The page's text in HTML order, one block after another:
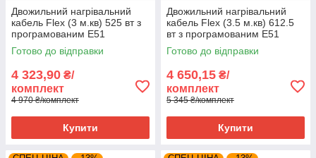
Двожильний нагрівальний
кабель Flex (3 м.кв) 525 вт з
програмованим E51
Готово до відправки
4 323,90 ₴/
комплект
4 970 ₴/комплект
Купити
Двожильний нагрівальний
кабель Flex (3.5 м.кв) 612.5
вт з програмованим E51
Готово до відправки
4 650,15 ₴/
комплект
5 345 ₴/комплект
Купити